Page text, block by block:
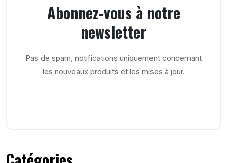
Abonnez-vous à notre
newsletter
Pas de spam, notifications uniquement concernant
les nouveaux produits et les mises à jour.